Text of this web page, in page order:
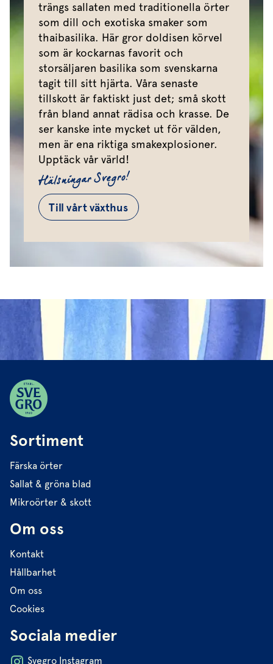
trängs sallaten med traditionella örter
som dill och exotiska smaker som
thaibasilika. Här gror doldisen körvel
som är kockarnas favorit och
storsäljaren basilika som svenskarna
tagit till sitt hjärta. Våra senaste
tillskott är faktiskt just det; små skott
från bland annat rädisa och krasse. De
ser kanske inte mycket ut för välden,
men är ena riktiga smakexplosioner.
Upptäck vår värld!
Hälsningar Svegro!
Till vårt växthus
Sortiment
Färska örter
Sallat & gröna blad
Mikroörter & skott
Om oss
Kontakt
Hållbarhet
Om oss
Cookies
Sociala medier
Svegro Instagram